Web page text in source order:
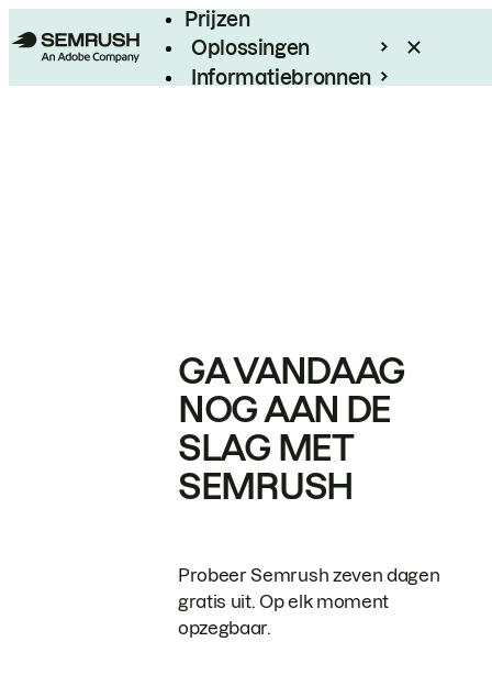
Prijzen
Oplossingen
Informatiebronnen
GA VANDAAG
NOG AAN DE
SLAG MET
SEMRUSH
Probeer Semrush zeven dagen
gratis uit. Op elk moment
opzegbaar.